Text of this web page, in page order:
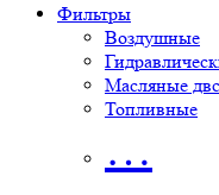
Фильтры
Воздушные
Масляные двс
Топливные
…